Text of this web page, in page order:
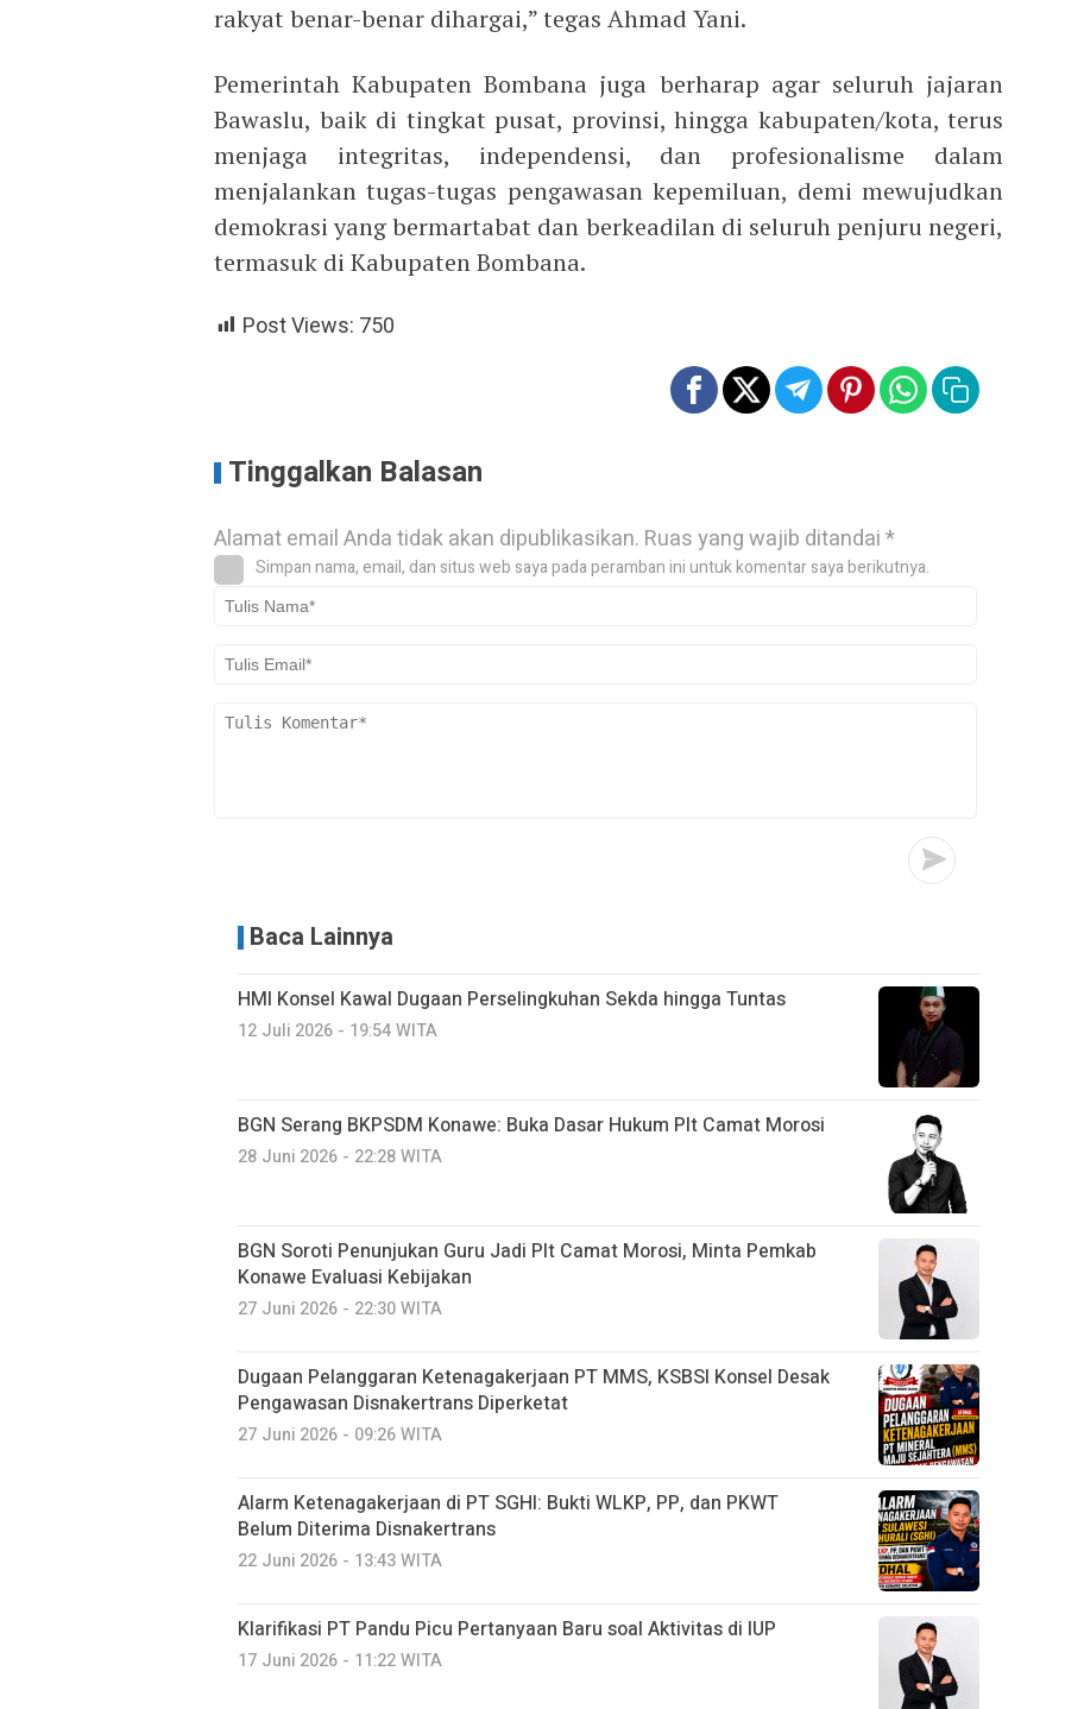
rakyat benar-benar dihargai,” tegas Ahmad Yani.
Pemerintah Kabupaten Bombana juga berharap agar seluruh jajaran
Bawaslu, baik di tingkat pusat, provinsi, hingga kabupaten/kota, terus
menjaga integritas, independensi, dan profesionalisme dalam
menjalankan tugas-tugas pengawasan kepemiluan, demi mewujudkan
demokrasi yang bermartabat dan berkeadilan di seluruh penjuru negeri,
termasuk di Kabupaten Bombana.
Post Views: 750
Tinggalkan Balasan
Alamat email Anda tidak akan dipublikasikan. Ruas yang wajib ditandai*
Simpan nama, email, dan situs web saya pada peramban ini untuk komentar saya berikutnya.
Baca Lainnya
HMI Konsel Kawal Dugaan Perselingkuhan Sekda hingga Tuntas
12 Juli 2026 - 19:54 WITA
BGN Serang BKPSDM Konawe: Buka Dasar Hukum Plt Camat Morosi
28 Juni 2026 - 22:28 WITA
BGN Soroti Penunjukan Guru Jadi Plt Camat Morosi, Minta Pemkab
Konawe Evaluasi Kebijakan
27 Juni 2026 - 22:30 WITA
Dugaan Pelanggaran Ketenagakerjaan PT MMS, KSBSI Konsel Desak
Pengawasan Disnakertrans Diperketat
27 Juni 2026 - 09:26 WITA
Alarm Ketenagakerjaan di PT SGHI: Bukti WLKP, PP, dan PKWT
Belum Diterima Disnakertrans
22 Juni 2026 - 13:43 WITA
Klarifikasi PT Pandu Picu Pertanyaan Baru soal Aktivitas di IUP
17 Juni 2026 - 11:22 WITA